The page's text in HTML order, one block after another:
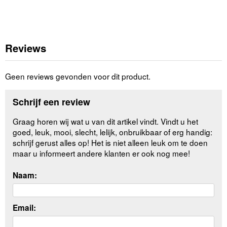
Reviews
Geen reviews gevonden voor dit product.
Schrijf een review
Graag horen wij wat u van dit artikel vindt. Vindt u het
goed, leuk, mooi, slecht, lelijk, onbruikbaar of erg handig:
schrijf gerust alles op! Het is niet alleen leuk om te doen
maar u informeert andere klanten er ook nog mee!
Naam:
Email: